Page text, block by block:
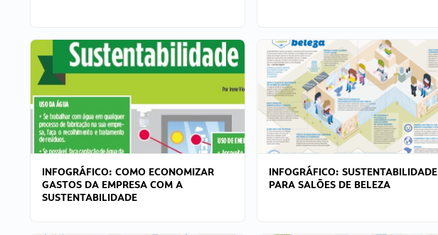
INFOGRÁFICO: COMO ECONOMIZAR
GASTOS DA EMPRESA COM A
SUSTENTABILIDADE
INFOGRÁFICO: SUSTENTABILIDADE
PARA SALÕES DE BELEZA